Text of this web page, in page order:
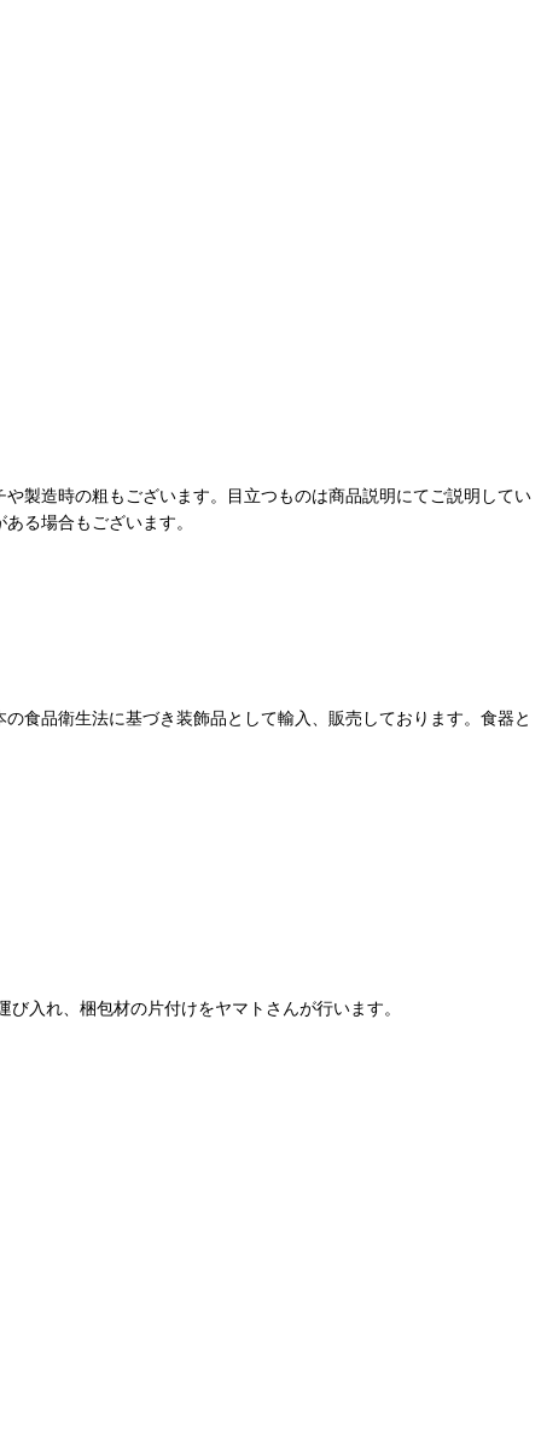
製造時の粗もございます。目立つものは商品説明にてご説明してい
る場合もございます。
食品衛生法に基づき装飾品として輸入、販売しております。食器と
入れ、梱包材の片付けをヤマトさんが行います。